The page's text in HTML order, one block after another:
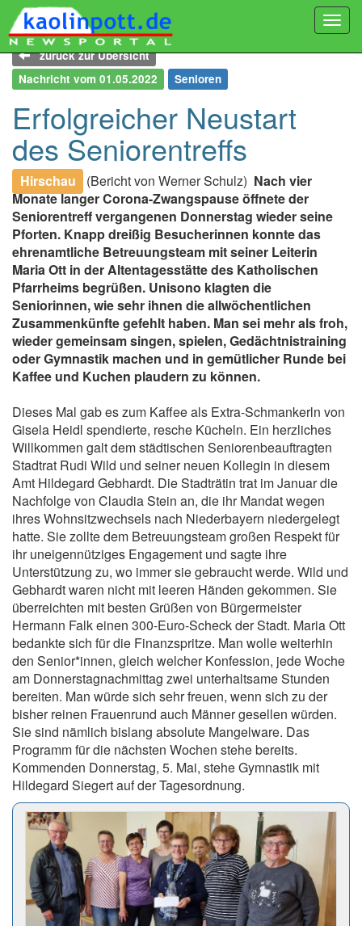
zurück zur Übersicht
Nachricht vom 01.05.2022
Senioren
Erfolgreicher Neustart
des Seniorentreffs
Hirschau (Bericht von Werner Schulz) Nach vier
Monate langer Corona-Zwangspause öffnete der
Seniorentreff vergangenen Donnerstag wieder seine
Pforten. Knapp dreißig Besucherinnen konnte das
ehrenamtliche Betreuungsteam mit seiner Leiterin
Maria Ott in der Altentagesstätte des Katholischen
Pfarrheims begrüßen. Unisono klagten die
Seniorinnen, wie sehr ihnen die allwöchentlichen
Zusammenkünfte gefehlt haben. Man sei mehr als froh,
wieder gemeinsam singen, spielen, Gedächtnistraining
oder Gymnastik machen und in gemütlicher Runde bei
Kaffee und Kuchen plaudern zu können.
Dieses Mal gab es zum Kaffee als Extra-Schmankerln von
Gisela Heidl spendierte, resche Kücheln. Ein herzliches
Willkommen galt dem städtischen Seniorenbeauftragten
Stadtrat Rudi Wild und seiner neuen Kollegin in diesem
Amt Hildegard Gebhardt. Die Stadträtin trat im Januar die
Nachfolge von Claudia Stein an, die ihr Mandat wegen
ihres Wohnsitzwechsels nach Niederbayern niedergelegt
hatte. Sie zollte dem Betreuungsteam großen Respekt für
ihr uneigennütziges Engagement und sagte ihre
Unterstützung zu, wo immer sie gebraucht werde. Wild und
Gebhardt waren nicht mit leeren Händen gekommen. Sie
überreichten mit besten Grüßen von Bürgermeister
Hermann Falk einen 300-Euro-Scheck der Stadt. Maria Ott
bedankte sich für die Finanzspritze. Man wolle weiterhin
den Senior*innen, gleich welcher Konfession, jede Woche
am Donnerstagnachmittag zwei unterhaltsame Stunden
bereiten. Man würde sich sehr freuen, wenn sich zu der
bisher reinen Frauenrund auch Männer gesellen würden.
Sie sind nämlich bislang absolute Mangelware. Das
Programm für die nächsten Wochen stehe bereits.
Kommenden Donnerstag, 5. Mai, stehe Gymnastik mit
Hildegard Siegert auf der Tagesordnung.